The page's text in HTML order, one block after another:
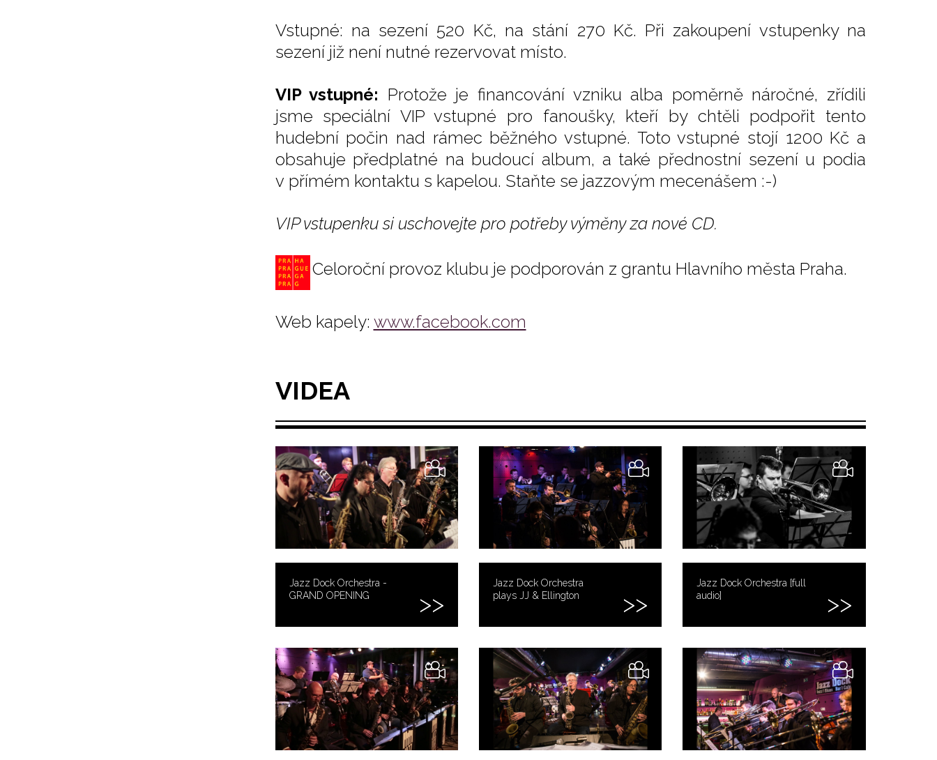
Vstupné: na sezení 520 Kč, na stání 270 Kč. Při zakoupení vstupenky na
sezení již není nutné rezervovat místo.
VIP vstupné: Protože je financování vzniku alba poměrně náročné, zřídili
jsme speciální VIP vstupné pro fanoušky, kteří by chtěli podpořit tento
hudební počin nad rámec běžného vstupné. Toto vstupné stojí 1200 Kč a
obsahuje předplatné na budoucí album, a také přednostní sezení u podia
v přímém kontaktu s kapelou. Staňte se jazzovým mecenášem :-)
VIP vstupenku si uschovejte pro potřeby výměny za nové CD.
Celoroční provoz klubu je podporován z grantu Hlavního města Praha.
Web kapely: www.facebook.com
VIDEA
Jazz Dock Orchestra -
GRAND OPENING
Jazz Dock Orchestra
plays JJ & Ellington
Jazz Dock Orchestra [full
audio]